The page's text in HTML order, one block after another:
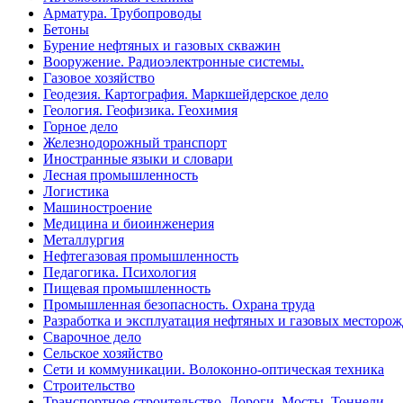
Арматура. Трубопроводы
Бетоны
Бурение нефтяных и газовых скважин
Вооружение. Радиоэлектронные системы.
Газовое хозяйство
Геодезия. Картография. Маркшейдерское дело
Геология. Геофизика. Геохимия
Горное дело
Железнодорожный транспорт
Иностранные языки и словари
Лесная промышленность
Логистика
Машиностроение
Медицина и биоинженерия
Металлургия
Нефтегазовая промышленность
Педагогика. Психология
Пищевая промышленность
Промышленная безопасность. Охрана труда
Разработка и эксплуатация нефтяных и газовых
Сварочное дело
Сельское хозяйство
Сети и коммуникации. Волоконно-оптическая техника
Строительство